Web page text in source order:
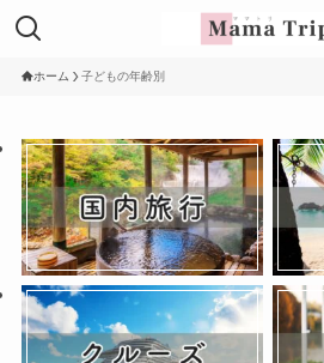
ホーム 子どもの年齢別